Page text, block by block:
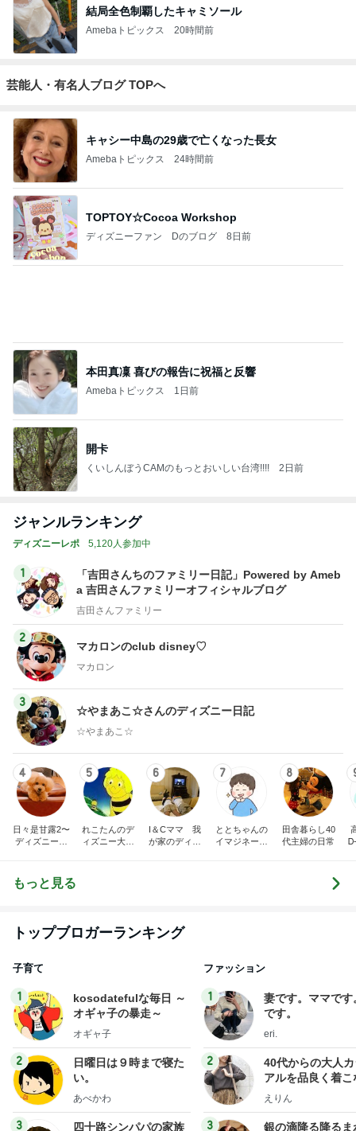
結局全色制覇したキャミソール
Amebaトピックス 20時間前
芸能人・有名人ブログ TOPへ
キャシー中島の29歳で亡くなった長女
Amebaトピックス 24時間前
TOPTOY☆Cocoa Workshop
ディズニーファン Dのブログ 8日前
開卡
くいしんぼうCAMのもっとおいしい台湾!!!!
ジャンルランキング
ディズニーレポ 5,120人参加中
1
a 吉田さんファミリーオフィシャルブログ
吉田さんファミリー
マカロンのclub disney♡
マカロン
3
☆やまあこ☆
4
日々是甘露2〜
ディズニー風
味〜
れこたんのデ
ィズニー大好
き♡孫4人
I＆Cママ 我
が家のディズ
ニー♡ブログ
ととちゃんの
イマジネーシ
ョンタイム
田舎暮らし40
代主婦の日常
もっと見る
子育て
オギャ子の暴走～
い。
あべかわ
3
四十路シンパパの家族
日記
はやパパ
アルを品良く着こ
ファッションブロ
えりん
3
銀の滴降る降るま
に・・・
illallan
もっと見る